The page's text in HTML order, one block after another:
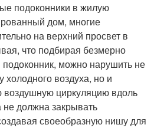
подоконники в жилую
дом, многие
на верхний просвет в
что подбирая безмерно
можно нарушить не
холодного воздуха, но и
воздушную циркуляцию вдоль
должна закрывать
своеобразную нишу для